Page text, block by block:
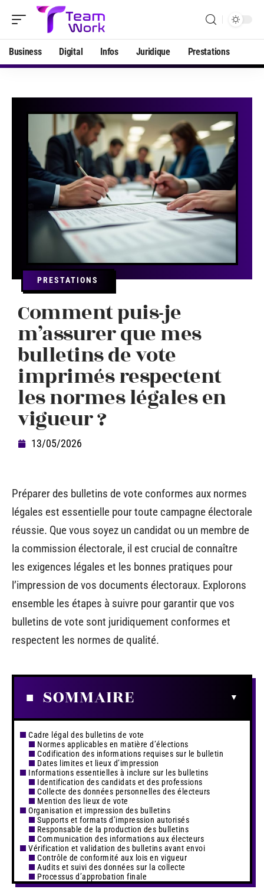
Business Digital Infos Juridique Prestations
PRESTATIONS
Comment puis-je
m’assurer que mes
bulletins de vote
imprimés respectent
les normes légales en
vigueur ?
13/05/2026
Préparer des bulletins de vote conformes aux normes
légales est essentielle pour toute campagne électorale
réussie. Que vous soyez un candidat ou un membre de
la commission électorale, il est crucial de connaître
les exigences légales et les bonnes pratiques pour
l’impression de vos documents électoraux. Explorons
ensemble les étapes à suivre pour garantir que vos
bulletins de vote sont juridiquement conformes et
respectent les normes de qualité.
SOMMAIRE
Cadre légal des bulletins de vote
Normes applicables en matière d’élections
Codification des informations requises sur le bulletin
Dates limites et lieux d’impression
Informations essentielles à inclure sur les bulletins
Identification des candidats et des professions
Collecte des données personnelles des électeurs
Mention des lieux de vote
Organisation et impression des bulletins
Supports et formats d’impression autorisés
Responsable de la production des bulletins
Communication des informations aux électeurs
Vérification et validation des bulletins avant envoi
Contrôle de conformité aux lois en vigueur
Audits et suivi des données sur la collecte
Processus d’approbation finale